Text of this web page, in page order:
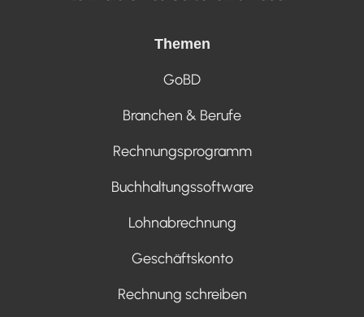
Themen
GoBD
Branchen & Berufe
Rechnungsprogramm
Buchhaltungssoftware
Lohnabrechnung
Geschäftskonto
Rechnung schreiben